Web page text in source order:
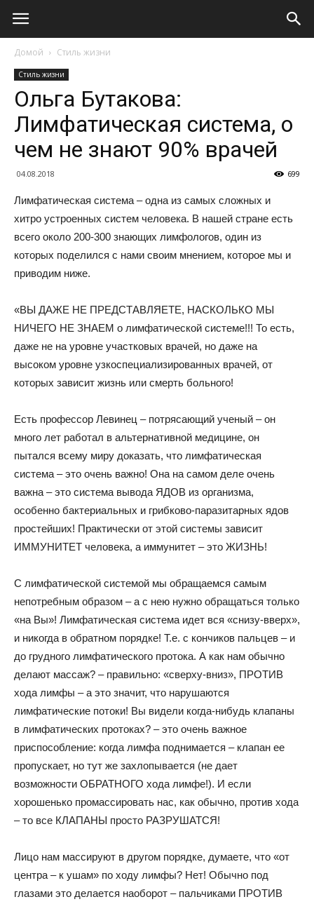
Домой Стиль жизни
Стиль жизни
Ольга Бутакова:
Лимфатическая система, о
чем не знают 90% врачей
04.08.2018 699
Лимфатическая система – одна из самых сложных и
хитро устроенных систем человека. В нашей стране есть
всего около 200-300 знающих лимфологов, один из
которых поделился с нами своим мнением, которое мы и
приводим ниже.
«ВЫ ДАЖЕ НЕ ПРЕДСТАВЛЯЕТЕ, НАСКОЛЬКО МЫ
НИЧЕГО НЕ ЗНАЕМ о лимфатической системе!!! То есть,
даже не на уровне участковых врачей, но даже на
высоком уровне узкоспециализированных врачей, от
которых зависит жизнь или смерть больного!
Есть профессор Левинец – потрясающий ученый – он
много лет работал в альтернативной медицине, он
пытался всему миру доказать, что лимфатическая
система – это очень важно! Она на самом деле очень
важна – это система вывода ЯДОВ из организма,
особенно бактериальных и грибково-паразитарных ядов
простейших! Практически от этой системы зависит
ИММУНИТЕТ человека, а иммунитет – это ЖИЗНЬ!
С лимфатической системой мы обращаемся самым
непотребным образом – а с нею нужно обращаться только
«на Вы»! Лимфатическая система идет вся «снизу-вверх»,
и никогда в обратном порядке! Т.е. с кончиков пальцев – и
до грудного лимфатического протока. А как нам обычно
делают массаж? – правильно: «сверху-вниз», ПРОТИВ
хода лимфы – а это значит, что нарушаются
лимфатические потоки! Вы видели когда-нибудь клапаны
в лимфатических протоках? – это очень важное
приспособление: когда лимфа поднимается – клапан ее
пропускает, но тут же захлопывается (не дает
возможности ОБРАТНОГО хода лимфе!). И если
хорошенько промассировать нас, как обычно, против хода
– то все КЛАПАНЫ просто РАЗРУШАТСЯ!
Лицо нам массируют в другом порядке, думаете, что «от
центра – к ушам» по ходу лимфы? Нет! Обычно под
глазами это делается наоборот – пальчиками ПРОТИВ